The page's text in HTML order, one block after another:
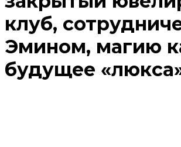
клуб,
Эмином, магию
будущее